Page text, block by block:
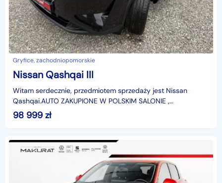
Gryfice, zachodniopomorskie
Nissan Qashqai III
Witam serdecznie, przedmiotem sprzedaży jest Nissan
Qashqai.AUTO ZAKUPIONE W POLSKIM SALONIE ,
SERWISOWANE W ASO , OD I WŁAŚCICIELAMIESIĘCZNA
RATA NA TEN SAMOCH
98 999 zł